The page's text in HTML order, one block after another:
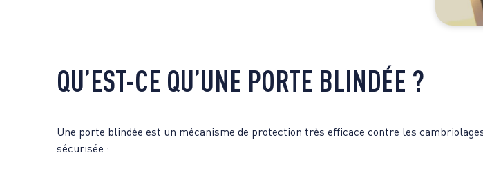
QU’EST-CE QU’UNE PORTE BLINDÉE ?
Une porte blindée est un mécanisme de protection très efficace contre les
sécurisée :